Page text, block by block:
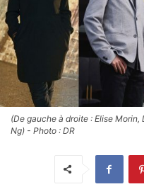
(De gauche à droite : Elise
Ng) - Photo : DR